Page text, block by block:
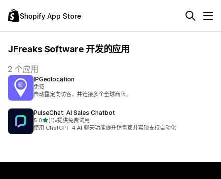
Shopify App Store
JFreaks Software 开发的应用
2 个应用
IPGeolocation
免费
自动重定向访客，并连接多个全球商店。
PulseChat: AI Sales Chatbot
5.0星（满分 5 星）
(1)
总共 1 条评论
•提供免费试用
使用 ChatGPT-4 AI 聊天功能提升销售额并实现支持自动化